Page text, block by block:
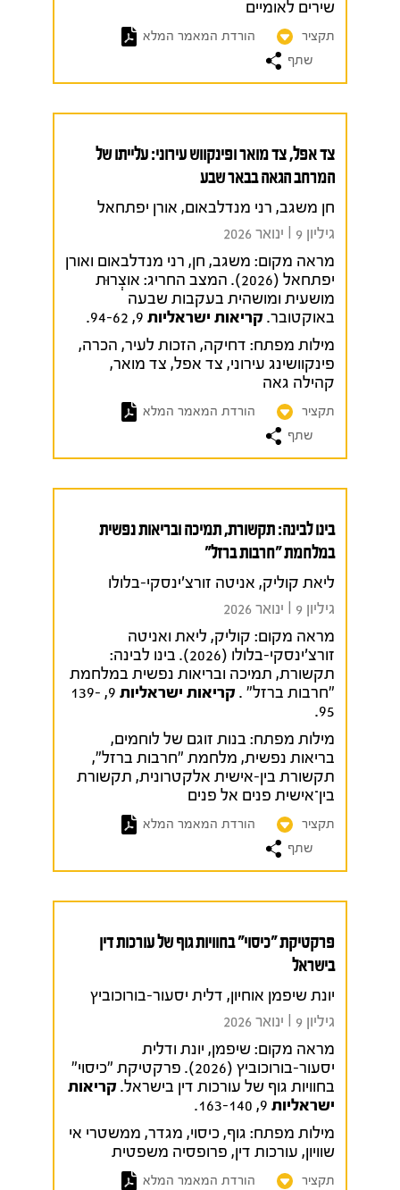
שירים לאומיים
תקציר
הורדת המאמר המלא
שתף
צד אפל, צד מואר ופינקווש עירוני: עלייתו של
המרחב הגאה בבאר שבע
חן משגב, רני מנדלבאום, אורן יפתחאל
גיליון 9 I ינואר 2026
מראה מקום: משגב, חן, רני מנדלבאום ואורן
יפתחאל (2026). המצב החריג: אוצְְרוּת
מושעית ומושהית בעקבות שבעה
באוקטובר.קריאות ישראליות
מילות מפתח: דחיקה, הזכות לעיר, הכרה,
פינקוושינג עירוני, צד אפל, צד מואר,
קהילה גאה
תקציר
הורדת המאמר המלא
שתף
בינו לבינה: תקשורת, תמיכה ובריאות נפשית
במלחמת "חרבות ברזל"
ליאת קוליק, אניטה זורצ'ינסקי-בלולו
גיליון 9 I ינואר 2026
מראה מקום: קוליק, ליאת ואניטה
זורצ'ינסקי-בלולו (2026). בינו לבינה:
תקשורת, תמיכה ובריאות נפשית במלחמת
"חרבות ברזל" .קריאות ישראליות
9, 139-
95.
מילות מפתח: בנות זוגם של לוחמים,
בריאות נפשית, מלחמת "חרבות ברזל",
תקשורת בין-אישית אלקטרונית, תקשורת
בין־אישית פנים אל פנים
תקציר
הורדת המאמר המלא
שתף
פרקטיקת "כיסוי" בחוויות גוף של עורכות דין
בישראל
יונת שיפמן אוחיון, דלית יסעור-בורוכוביץ
גיליון 9 I ינואר 2026
מראה מקום:שיפמן, יונת ודלית
יסעור-בורוכוביץ (2026). פרקטיקת "כיסוי"
בחוויות גוף של עורכות דין בישראל.קריאות
ישראליות
מילות מפתח: גוף,כיסוי, מגדר, ממשטרי אי
שוויון, עורכות דין, פרופסיה משפטית
תקציר
הורדת המאמר המלא